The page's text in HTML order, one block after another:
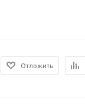
Отложить